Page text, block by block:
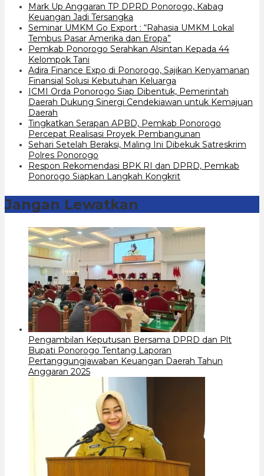
Mark Up Anggaran TP DPRD Ponorogo, Kabag
Keuangan Jadi Tersangka
Seminar UMKM Go Export : “Rahasia UMKM Lokal
Tembus Pasar Amerika dan Eropa”
Pemkab Ponorogo Serahkan Alsintan Kepada 44
Kelompok Tani
Adira Finance Expo di Ponorogo, Sajikan Kenyamanan
Finansial Solusi Kebutuhan Keluarga
ICMI Orda Ponorogo Siap Dibentuk, Pemerintah
Daerah Dukung Sinergi Cendekiawan untuk Kemajuan
Daerah
Tingkatkan Serapan APBD, Pemkab Ponorogo
Percepat Realisasi Proyek Pembangunan
Sehari Setelah Beraksi, Maling Ini Dibekuk Satreskrim
Polres Ponorogo
Respon Rekomendasi BPK RI dan DPRD, Pemkab
Ponorogo Siapkan Langkah Kongkrit
Jangan Lewatkan
Pengambilan Keputusan Bersama DPRD dan Plt
Bupati Ponorogo Tentang Laporan
Pertanggungjawaban Keuangan Daerah Tahun
Anggaran 2025